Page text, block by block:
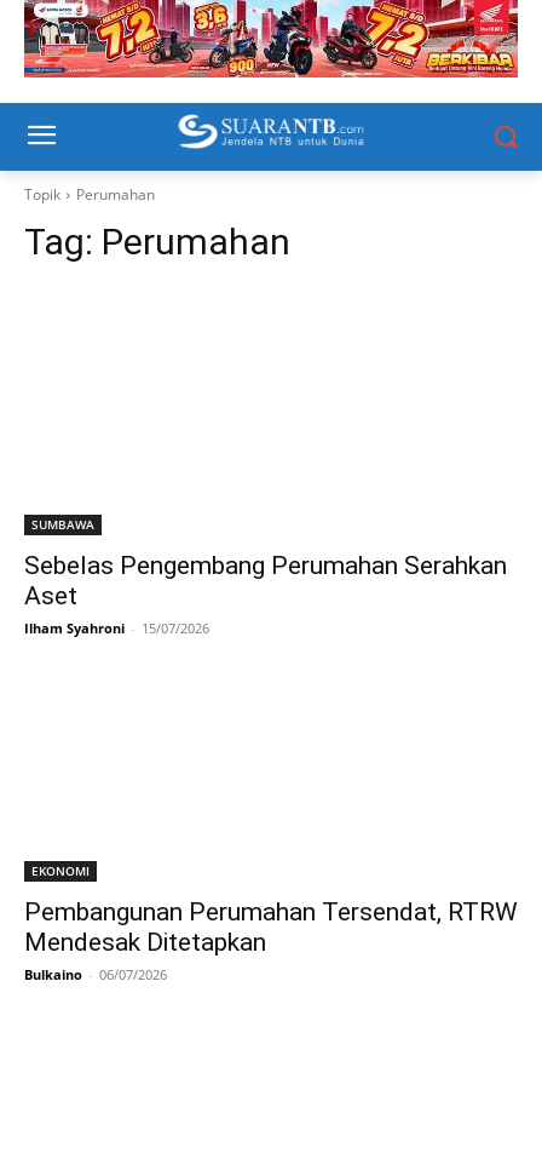
Topik Perumahan
Tag: Perumahan
SUMBAWA
Sebelas Pengembang Perumahan Serahkan
Aset
Ilham Syahroni - 15/07/2026
EKONOMI
Pembangunan Perumahan Tersendat, RTRW
Mendesak Ditetapkan
Bulkaino - 06/07/2026